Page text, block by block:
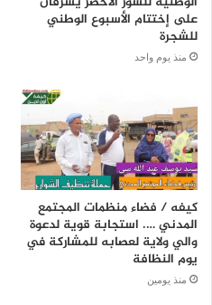
على إختتام الأسبوع الوطني
للشجرة
منذ يوم واحد
كيفه / فضاء منظمات المجتمع
المدني …. استجابة قوية لدعوة
والي ولاية لعصابه للمشاركة في
يوم النظافة
منذ يومين